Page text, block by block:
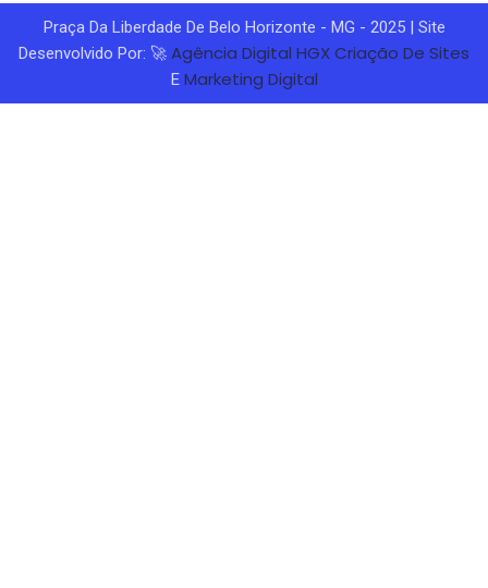
Praça Da Liberdade De Belo Horizonte - MG - 2025 | Site
Desenvolvido Por: 🚀 Agência Digital HGXCriação De Sites
E Marketing Digital